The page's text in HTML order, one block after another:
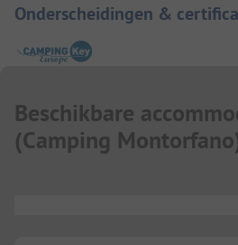
Onderscheidingen &
Beschikbare
(Camping Montorfano